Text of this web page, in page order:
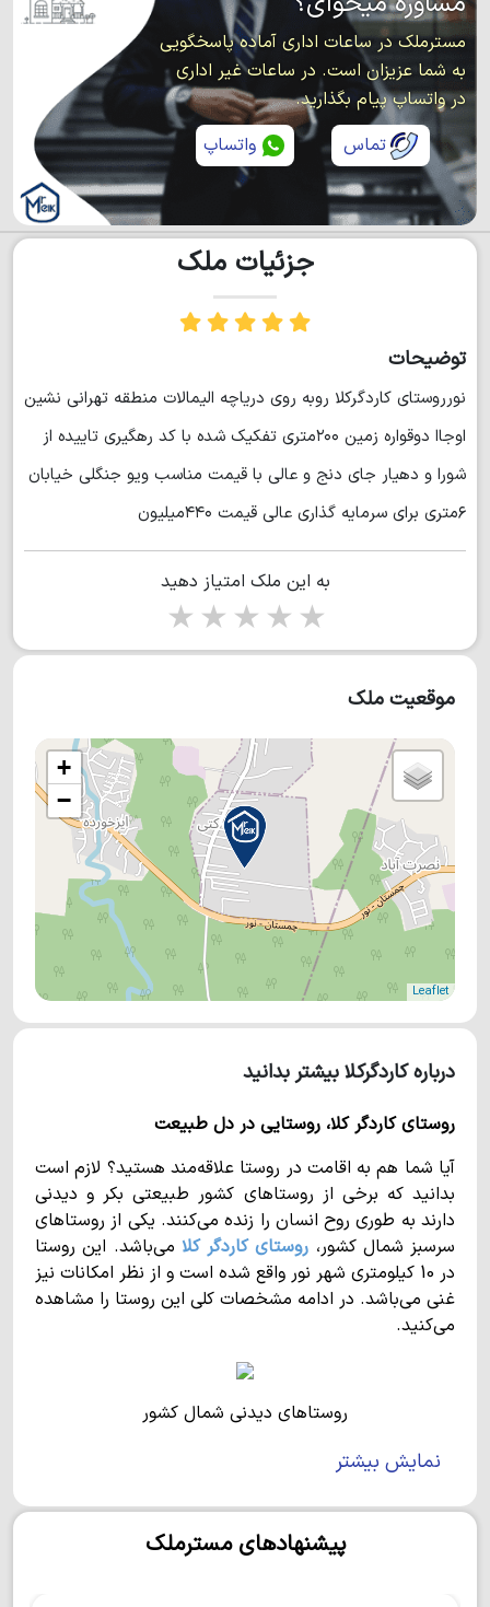
مسترملک در ساعات اداری آماده پاسخگویی
به شما عزیزان است. در ساعات غیر اداری
در واتساپ پیام بگذارید.
تماس
واتساپ
جزئیات ملک
توضیحات
نورروستای کاردگرکلا روبه روی دریاچه الیمالات منطقه تهرانی نشین
اوجاا دوقواره زمین ۲۰۰متری تفکیک شده با کد رهگیری تاییده از
شورا و دهیار جای دنج و عالی با قیمت مناسب ویو جنگلی خیابان
۶متری برای سرمایه گذاری عالی قیمت ۴۴۰میلیون
به این ملک امتیاز دهید
5 stars
4 stars
3 stars
2 stars
موقعیت ملک
+
−
Leaflet
درباره کاردگرکلا بیشتر بدانید
روستای کاردگر کلا، روستایی در دل طبیعت
آیا شما هم به اقامت در روستا علاقه‌مند هستید؟ لازم است
بدانید که برخی از روستاهای کشور طبیعتی بکر و دیدنی
دارند به طوری روح انسان را زنده می‌کنند. یکی از روستاهای
سرسبز شمال کشور، روستای کاردگر کلا می‌باشد. این روستا
در 10 کیلومتری شهر نور واقع شده است و از نظر امکانات نیز
غنی می‌باشد. در ادامه مشخصات کلی این روستا را مشاهده
می‌کنید.
روستاهای دیدنی شمال کشور
روستای کاردگر کلا
همانطور که ذکر شد فاصله‌ی این روستا تا شهر نور حدود 10
کیلومتر می‌باشد. یکی از ویژگی‌های بارز
روستای کاردگر
این است که ورودی روستا روبروی جنگل الیمالات قرار
نمایش بیشتر
پیشنهادهای مسترملک